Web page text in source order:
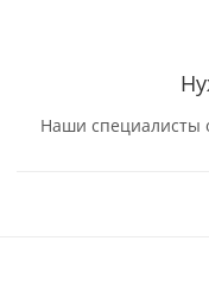
Наши специалисты